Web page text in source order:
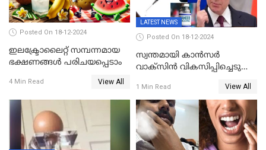
Posted On 18-12-2024
ഇലക്ട്രോലൈറ്റ് സമ്പന്നമായ
ഭക്ഷണങ്ങൾ പരിചയപ്പെടാം
4 Min Read View All
LATEST NEWS
Posted On 18-12-2024
സ്വന്തമായി കാന്‍സര്‍
വാക്‌സിന്‍ വികസിപ്പിച്ചെടുത്ത്
മുതൽ സൗജന്യമായി
നല്‍കും;
1 Min Read View All